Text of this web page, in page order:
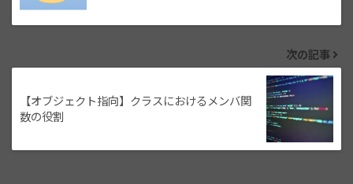
次の記事
【オブジェクト指向】クラスにおけるメンバ関
数の役割